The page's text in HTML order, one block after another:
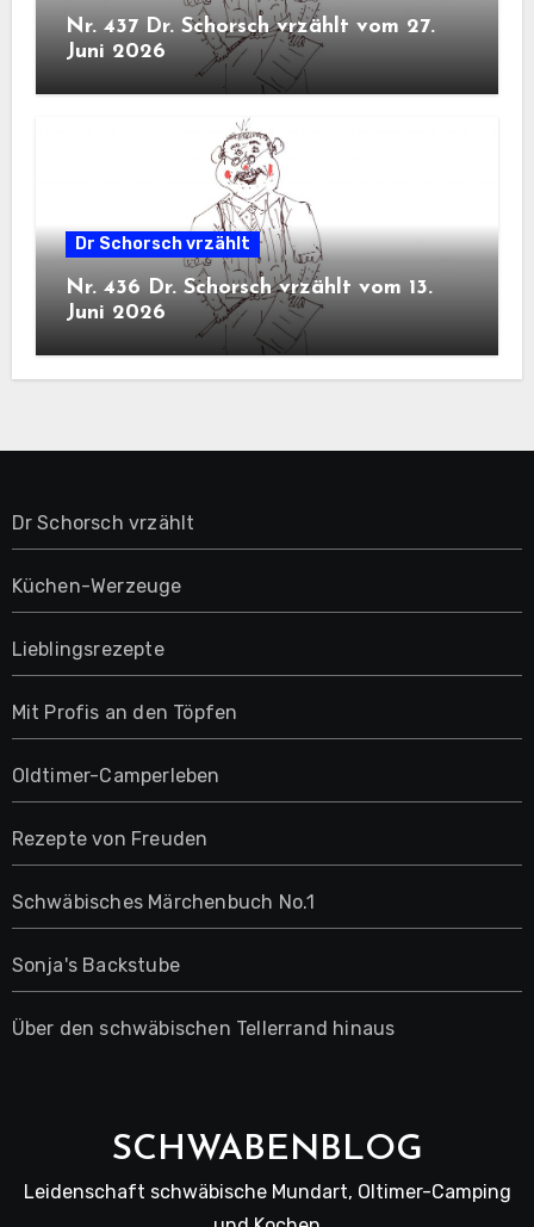
Nr. 437 Dr. Schorsch vrzählt vom 27.
Juni 2026
Dr Schorsch vrzählt
Nr. 436 Dr. Schorsch vrzählt vom 13.
Juni 2026
Dr Schorsch vrzählt
Küchen-Werzeuge
Lieblingsrezepte
Mit Profis an den Töpfen
Oldtimer-Camperleben
Rezepte von Freuden
Schwäbisches Märchenbuch No.1
Sonja's Backstube
Über den schwäbischen Tellerrand hinaus
SCHWABENBLOG
Leidenschaft schwäbische Mundart, Oltimer-Camping